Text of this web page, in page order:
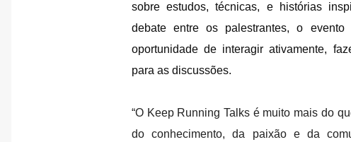
sobre estudos, técnicas, e histórias
debate entre os palestrantes, o evento
oportunidade de interagir ativamente,
para as discussões.
“O Keep Running Talks é muito mais do
do conhecimento, da paixão e da